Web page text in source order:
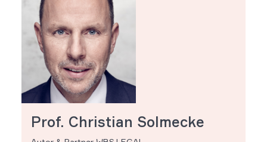
Prof. Christian Solmecke